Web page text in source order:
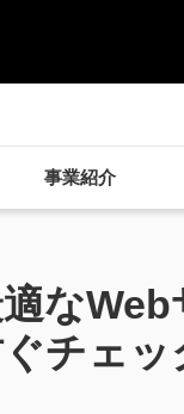
事業紹介
なWeb
チェ